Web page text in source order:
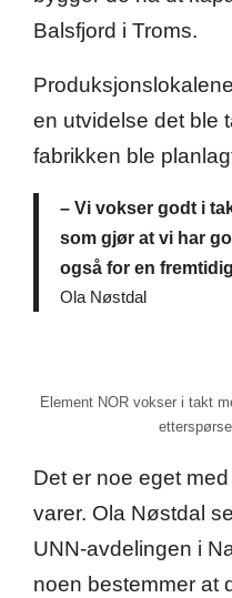
Balsfjord i Troms.
en utvidelse det ble
fabrikken ble
– Vi vokser godt i
som gjør at vi har
også for en
Ola Nøstdal
Element NOR vokser i takt
Det er noe eget
varer. Ola Nøstdal
UNN-avdelingen i
noen bestemmer at